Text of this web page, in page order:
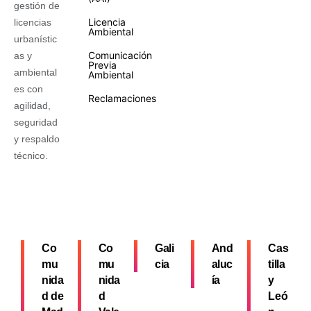
gestión de
licencias
urbanístic
as y
ambiental
es con
agilidad,
seguridad
y respaldo
técnico.
Licencia
Ambiental
Comunicación
Previa
Ambiental
Reclamaciones
Co
mu
nida
d de
Co
mu
nida
d
Gali
cia
And
aluc
ía
Cas
tilla
y
Leó